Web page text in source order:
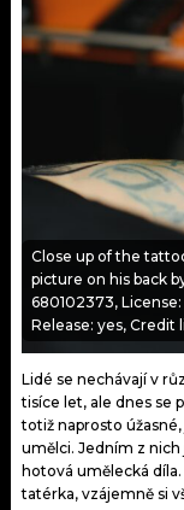
KALENDÁŘ
TRENDY
KULTURA
MIX
OSTATNÍ
PROGRAM
JAK NALADIT
Close up of the
picture on his back
680102373,
Release: yes, Credit
Lidé se nechávají v
tisíce let, ale dnes se
totiž naprosto
umělci. Jedním z
hotová umělecká
tatérka, vzájemně si